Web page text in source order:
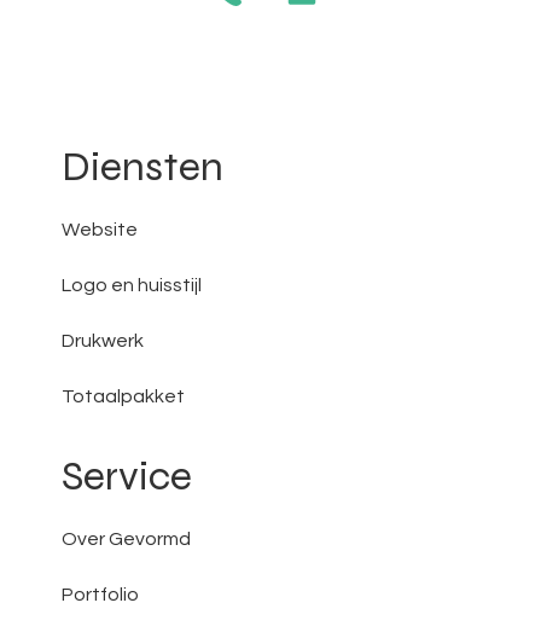
Diensten
Website
Logo en huisstijl
Drukwerk
Totaalpakket
Service
Over Gevormd
Portfolio